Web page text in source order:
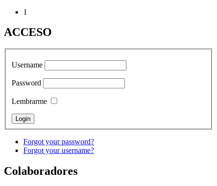
1
ACCESO
Username
Password
Lembrarme
Forgot your password?
Forgot your username?
Colaboradores